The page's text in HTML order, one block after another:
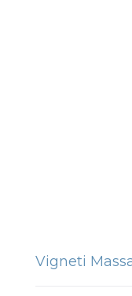
Vigneti